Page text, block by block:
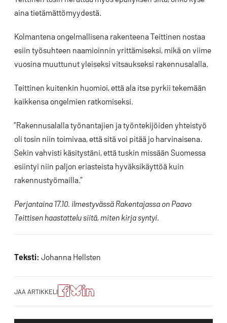
aina tietämättömyydestä.
Kolmantena ongelmallisena rakenteena Teittinen nostaa
esiin työsuhteen naamioinnin yrittämiseksi, mikä on viime
vuosina muuttunut yleiseksi vitsaukseksi rakennusalalla.
Teittinen kuitenkin huomioi, että ala itse pyrkii tekemään
kaikkensa ongelmien ratkomiseksi.
”Rakennusalalla työnantajien ja työntekijöiden yhteistyö
oli tosin niin toimivaa, että sitä voi pitää jo harvinaisena.
Sekin vahvisti käsitystäni, että tuskin missään Suomessa
esiintyi niin paljon eriasteista hyväksikäyttöä kuin
rakennustyömailla.”
Perjantaina 17.10. ilmestyvässä Rakentajassa on Paavo
Teittisen haastattelu siitä, miten kirja syntyi.
Teksti: Johanna Hellsten
JAA ARTIKKELI
Jaa
artikkeli
Facebookissa
Jaa
artikkeli
Blueskyssa
Jako:
Jaa
artikkeli
LinkedIn:ssä